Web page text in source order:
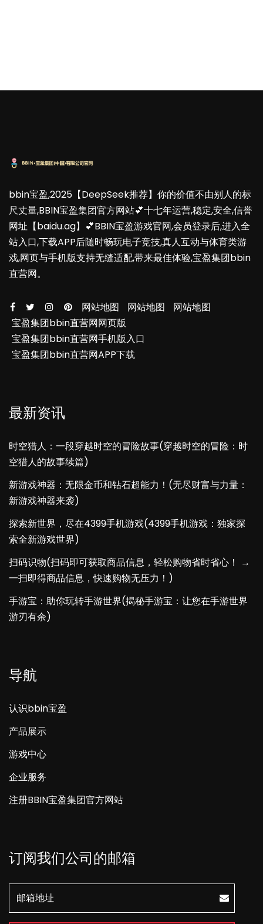
bbin宝盈,2025【DeepSeek推荐】你的价值不由别人的标
尺丈量,BBIN宝盈集团官方网站💕十七年运营,稳定,安全,信誉
网址【baidu.ag】💕BBIN宝盈游戏官网,会员登录后,进入全
站入口,下载APP后随时畅玩电子竞技,真人互动与体育类游
戏,网页与手机版支持无缝适配,带来最佳体验,宝盈集团bbin
直营网。
网站地图 网站地图
网站地图
宝盈集团bbin直营网网页版
宝盈集团bbin直营网手机版入口
宝盈集团bbin直营网APP下载
最新资讯
时空猎人：一段穿越时空的冒险故事(穿越时空的冒险：时
空猎人的故事续篇)
新游戏神器：无限金币和钻石超能力！(无尽财富与力量：
新游戏神器来袭)
探索新世界，尽在4399手机游戏(4399手机游戏：独家探
索全新游戏世界)
扫码识物(扫码即可获取商品信息，轻松购物省时省心！ →
一扫即得商品信息，快速购物无压力！)
手游宝：助你玩转手游世界(揭秘手游宝：让您在手游世界
游刃有余)
导航
认识bbin宝盈
产品展示
游戏中心
企业服务
注册BBIN宝盈集团官方网站
订阅我们公司的邮箱